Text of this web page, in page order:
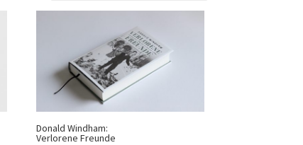
Donald Windham:
Verlorene Freunde